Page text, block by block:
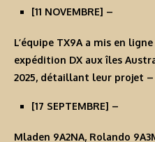
[11 NOVEMBRE] –
L’équipe TX9A a mis en
expédition DX aux îles
2025, détaillant leur projet
[17 SEPTEMBRE] –
Mladen 9A2NA, Rolando